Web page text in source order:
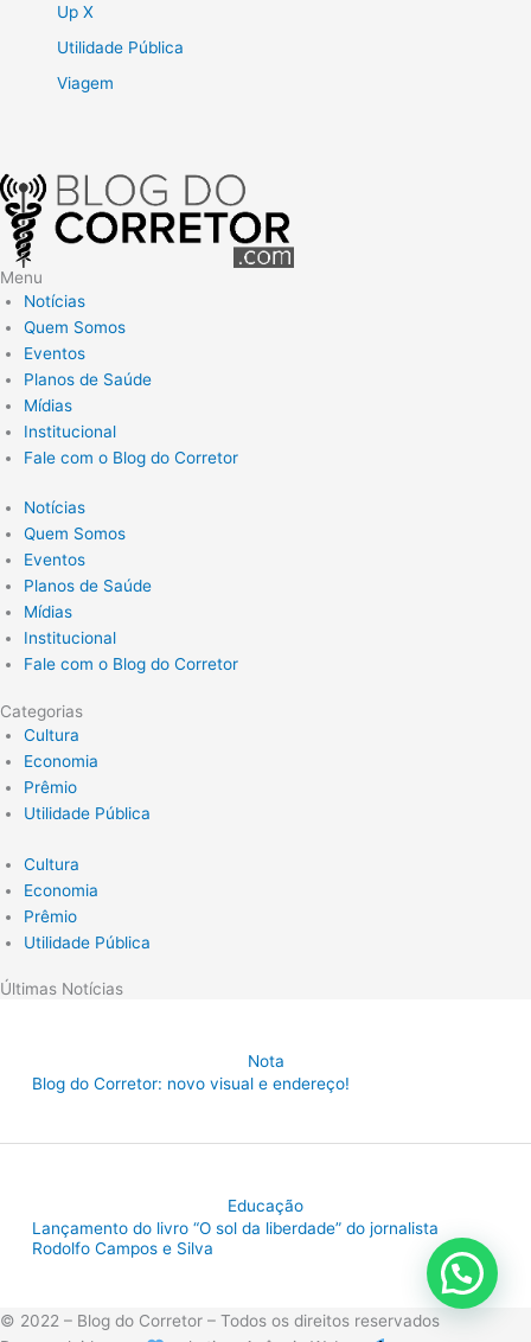
Up X
Utilidade Pública
Viagem
Menu
Notícias
Quem Somos
Eventos
Planos de Saúde
Mídias
Institucional
Fale com o Blog do Corretor
Notícias
Quem Somos
Eventos
Planos de Saúde
Mídias
Institucional
Fale com o Blog do Corretor
Categorias
Cultura
Economia
Prêmio
Utilidade Pública
Cultura
Economia
Prêmio
Utilidade Pública
Últimas Notícias
Nota
Blog do Corretor: novo visual e endereço!
Educação
Lançamento do livro “O sol da liberdade” do jornalista
Rodolfo Campos e Silva
© 2022 – Blog do Corretor – Todos os direitos reservados